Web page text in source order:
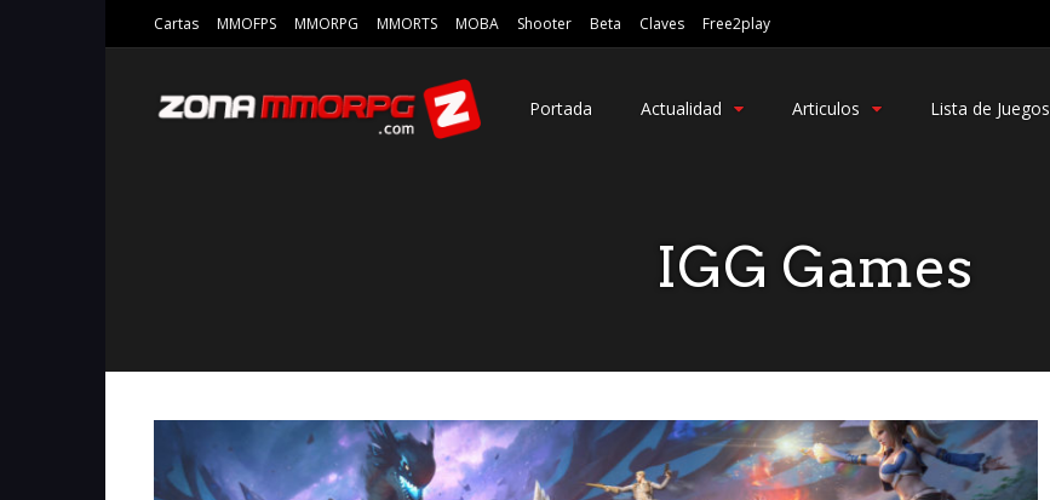
Cartas MMOFPS MMORPG MMORTS MOBA Shooter Beta Claves Free2play
Portada Actualidad Articulos Lista de Juegos
IGG Games